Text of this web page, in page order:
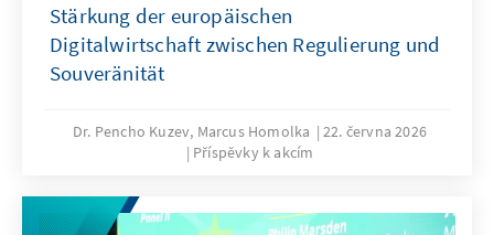
Stärkung der europäischen
Digitalwirtschaft zwischen Regulierung und
Souveränität
Dr. Pencho Kuzev, Marcus Homolka
22. června 2026
Příspěvky k akcím